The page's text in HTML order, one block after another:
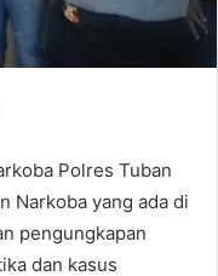
Polres Tuban
Narkoba yang ada di
pengungkapan
dan kasus